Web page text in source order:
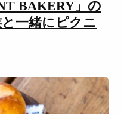
BAKERY」の
一緒にピクニ